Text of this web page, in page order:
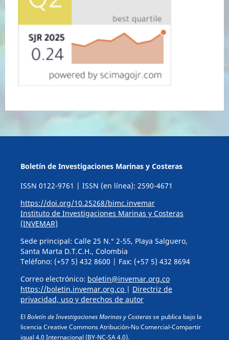
Boletín de Investigaciones Marinas y Costeras
ISSN 0122-9761 | ISSN (en línea): 2590-4671
https://doi.org/10.25268/bimc.invemar
Instituto de Investigaciones Marinas y Costeras
(INVEMAR)
Sede principal: Calle 25 N.° 2-55, Playa Salguero,
Santa Marta D.T.C.H., Colombia
Teléfono: (+57 5) 432 8600 | Fax: (+57 5) 432 8694
Correo electrónico: boletin@invemar.org.co
https://boletin.invemar.org.co | Directriz de
privacidad, uso y derechos de autor
El Boletín de Investigaciones Marinas y Costerasse publica bajo la
licencia Creative Commons Atribución-No Comercial-Compartir
igual 4.0 Internacional (BY-NC-SA 4.0).